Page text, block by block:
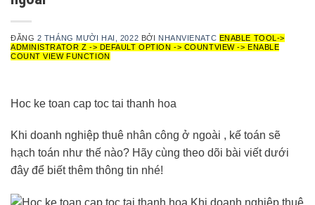
ĐĂNG 2 THÁNG MƯỜI HAI, 2022 BỞI NHANVIENATC ENABLE TOOL->
ADMINISTRATOR Z -> DEFAULT OPTION -> COUNTVIEW -> ENABLE
COUNT VIEW FUNCTION
Hoc ke toan cap toc tai thanh hoa
Khi doanh nghiệp thuê nhân công ở ngoài , kế toán sẽ
hạch toán như thế nào? Hãy cùng theo dõi bài viết dưới
đây để biết thêm thông tin nhé!